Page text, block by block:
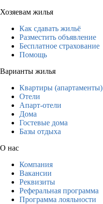
Хозяевам жилья
Как сдавать жильё
Разместить объявление
Бесплатное страхование
Помощь
Варианты жилья
Квартиры (апартаменты)
Отели
Апарт-отели
Дома
Гостевые дома
Базы отдыха
О нас
Компания
Вакансии
Реквизиты
Реферальная программа
Программа лояльности